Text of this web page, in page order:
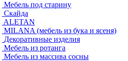
Мебель под старину
Скайда
ALETAN
MILANA (мебель из бука и ясеня)
Декоративные изделия
Мебель из ротанга
Мебель из массива сосны